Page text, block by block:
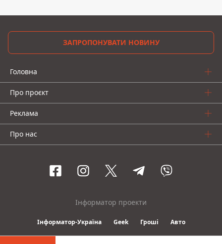
ЗАПРОПОНУВАТИ НОВИНУ
Головна
Про проєкт
Реклама
Про нас
Інформатор проекти
Інформатор-Україна Geek Гроші Авто